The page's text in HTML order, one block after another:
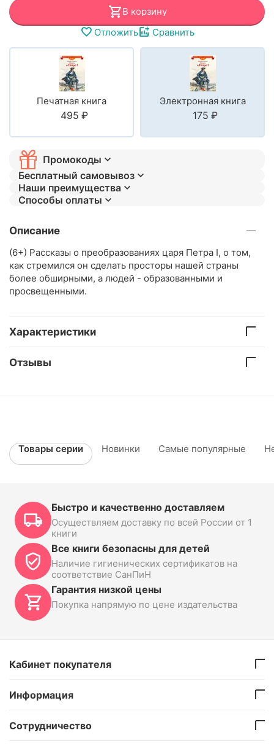
В корзину
Отложить
Сравнить
Печатная книга
‍495‍ ₽
Электронная книга
‍175‍ ₽
Промокоды
Бесплатный самовывоз
Наши преимущества
Способы оплаты
Описание
(6+) Рассказы о преобразованиях царя Петра I, о том,
как стремился он сделать просторы нашей страны
более обширными, а людей - образованными и
просвещенными.
Характеристики
Отзывы
Товары серии Новинки Самые популярные
Быстро и качественно доставляем
Осуществляем доставку по всей России от 1
книги
Все книги безопасны для детей
Наличие гигиенических сертификатов на
соответствие СанПиН
Гарантия низкой цены
Покупка напрямую по цене издательства
Кабинет покупателя
Информация
Сотрудничество